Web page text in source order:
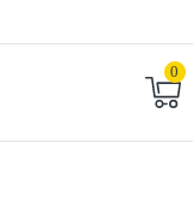
0